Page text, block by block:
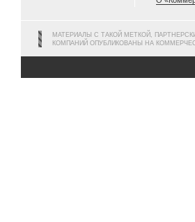
МАТЕРИАЛЫ С ТАКОЙ МЕТКОЙ,
КОМПАНИЙ ОПУБЛИКОВАНЫ НА